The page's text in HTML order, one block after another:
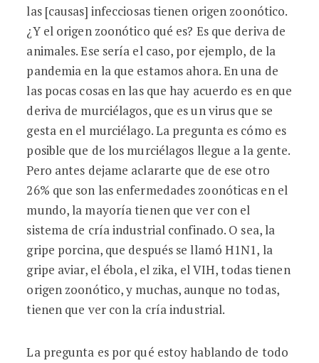
las [causas] infecciosas tienen origen zoonótico.
¿Y el origen zoonótico qué es? Es que deriva de
animales. Ese sería el caso, por ejemplo, de la
pandemia en la que estamos ahora. En una de
las pocas cosas en las que hay acuerdo es en que
deriva de murciélagos, que es un virus que se
gesta en el murciélago. La pregunta es cómo es
posible que de los murciélagos llegue a la gente.
Pero antes dejame aclararte que de ese otro
26% que son las enfermedades zoonóticas en el
mundo, la mayoría tienen que ver con el
sistema de cría industrial confinado. O sea, la
gripe porcina, que después se llamó H1N1, la
gripe aviar, el ébola, el zika, el VIH, todas tienen
origen zoonótico, y muchas, aunque no todas,
tienen que ver con la cría industrial.
La pregunta es por qué estoy hablando de todo